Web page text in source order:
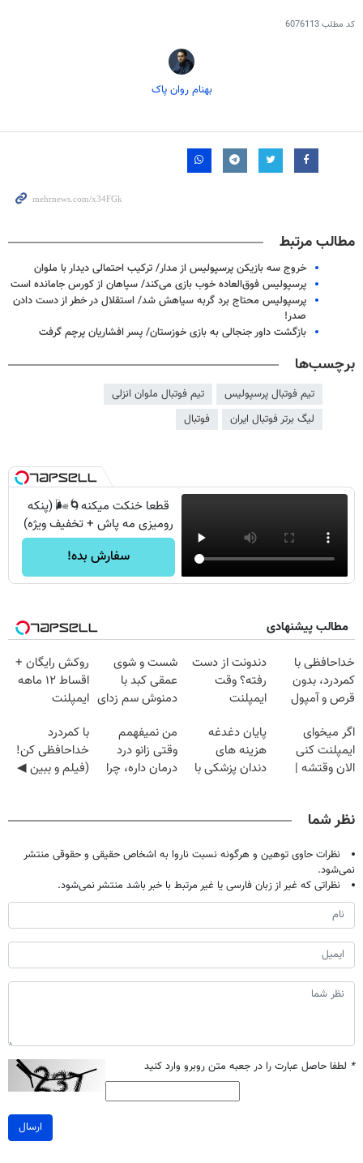
کد مطلب6076113
بهنام روان پاک
مطالب مرتبط
خروج سه بازیکن پرسپولیس از مدار/ ترکیب احتمالی دیدار با ملوان
پرسپولیس فوق‌العاده خوب بازی می‌کند/ سپاهان از کورس جامانده است
پرسپولیس محتاج برد گربه سیاهش شد/ استقلال در خطر از دست دادن
صدر!
بازگشت داور جنجالی به بازی خوزستان/ پسر افشاریان پرچم گرفت
برچسب‌ها
تیم فوتبال پرسپولیس
تیم فوتبال ملوان انزلی
لیگ برتر فوتبال ایران
فوتبال
قطعا خنکت میکنه🌀🌬️ (پنکه
رومیزی مه پاش + تخفیف ویژه)
سفارش بده!
مطالب پیشنهادی
خداحافظی با
کمردرد، بدون
قرص و آمپول
دندونت از دست
رفته؟ وقت
ایمپلنت
شست و شوی
عمقی کبد با
دمنوش سم زدای
روکش رایگان +
اقساط ۱۲ ماهه
ایمپلنت
اگر میخوای
ایمپلنت کنی
الان وقتشه |
پایان دغدغه
هزینه های
دندان پزشکی با
من نمیفهمم
وقتی زانو درد
درمان داره، چرا
با کمردرد
خداحافظی کن!
(فیلم و ببین ◀
نظر شما
نظرات حاوی توهین و هرگونه نسبت ناروا به اشخاص حقیقی و حقوقی منتشر
نمی‌شود.
نظراتی که غیر از زبان فارسی یا غیر مرتبط با خبر باشد منتشر نمی‌شود.
* لطفا حاصل عبارت را در جعبه متن روبرو وارد کنید
ارسال